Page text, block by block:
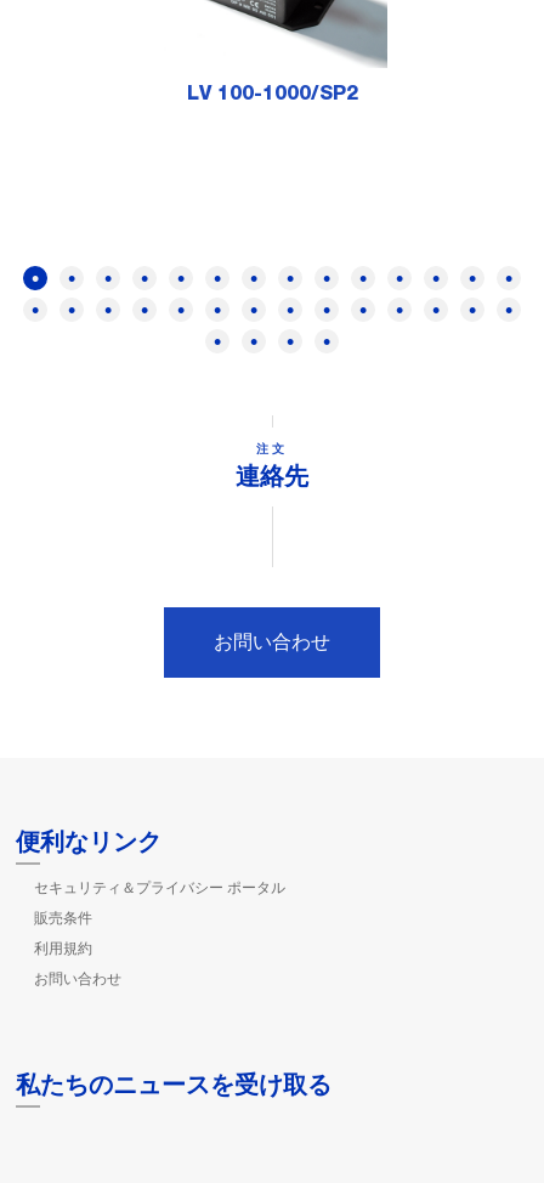
LV 100-1000/SP2
注文
連絡先
お問い合わせ
便利なリンク
セキュリティ＆プライバシー ポータル
販売条件
利用規約
お問い合わせ
私たちのニュースを受け取る